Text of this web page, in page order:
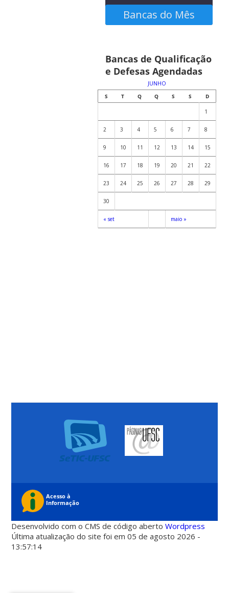
Bancas do Mês
Confira as bancas
agendadas no calendário
abaixo
Bancas de Qualificação
e Defesas Agendadas
JUNHO
S
T Q Q S S D
« set maio »
1
2 3 4 5 6 7 8
9 10 11 12 13 14 15
16 17 18 19 20 21 22
23 24 25 26 27 28 29
30
Desenvolvido com o CMS de código abertoWordpress
Última atualização do site foi em 05 de agosto 2026 -
13:57:14